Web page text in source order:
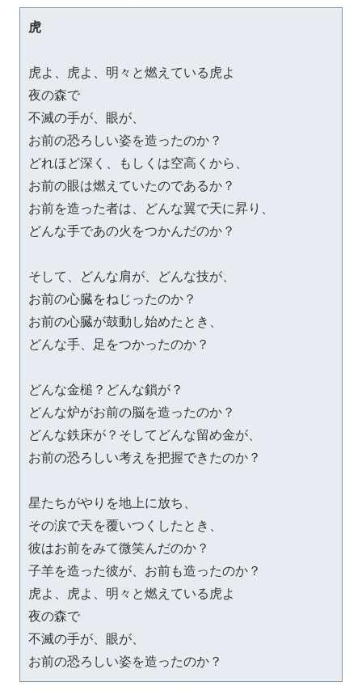
虎
虎よ、虎よ、明々と燃えている虎よ
夜の森で
不滅の手が、眼が、
お前の恐ろしい姿を造ったのか？
どれほど深く、もしくは空高くから、
お前の眼は燃えていたのであるか？
お前を造った者は、どんな翼で天に昇り、
どんな手であの火をつかんだのか？
そして、どんな肩が、どんな技が、
お前の心臓をねじったのか？
お前の心臓が鼓動し始めたとき、
どんな手、足をつかったのか？
どんな金槌？どんな鎖が？
どんな炉がお前の脳を造ったのか？
どんな鉄床が？そしてどんな留め金が、
お前の恐ろしい考えを把握できたのか？
星たちがやりを地上に放ち、
その涙で天を覆いつくしたとき、
彼はお前をみて微笑んだのか？
子羊を造った彼が、お前も造ったのか？
虎よ、虎よ、明々と燃えている虎よ
夜の森で
不滅の手が、眼が、
お前の恐ろしい姿を造ったのか？